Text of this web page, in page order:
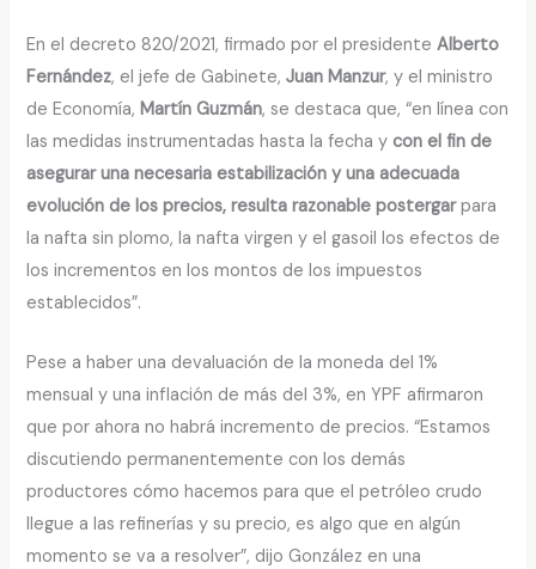
En el decreto 820/2021, firmado por el presidenteAlberto
Fernández, el jefe de Gabinete, Juan Manzur, y el ministro
de Economía, Martín Guzmán, se destaca que, “en línea con
las medidas instrumentadas hasta la fecha y con el fin de
asegurar una necesaria estabilización y una adecuada
evolución de los precios, resulta razonable postergarpara
la nafta sin plomo, la nafta virgen y el gasoil los efectos de
los incrementos en los montos de los impuestos
establecidos”.
Pese a haber una devaluación de la moneda del 1%
mensual y una inflación de más del 3%, en YPF afirmaron
que por ahora no habrá incremento de precios. “Estamos
discutiendo permanentemente con los demás
productores cómo hacemos para que el petróleo crudo
llegue a las refinerías y su precio, es algo que en algún
momento se va a resolver”, dijo González en una